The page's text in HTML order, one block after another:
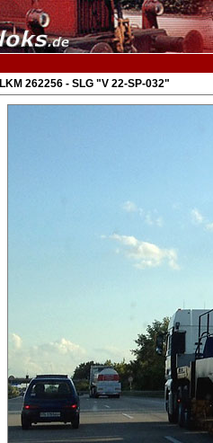
LKM 262256 - SLG "V 22-SP-032"